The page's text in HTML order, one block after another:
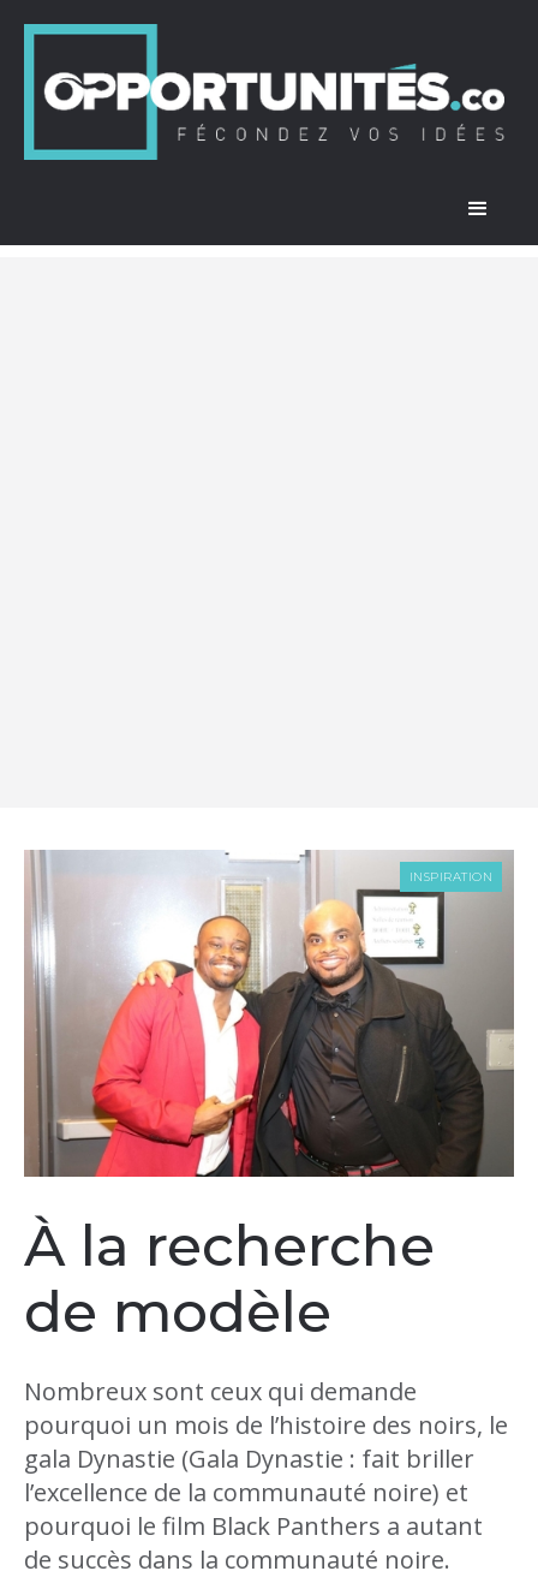
INSPIRATION
À la recherche
de modèle
Nombreux sont ceux qui demande
pourquoi un mois de l’histoire des noirs, le
gala Dynastie (Gala Dynastie : fait briller
l’excellence de la communauté noire) et
pourquoi le film Black Panthers a autant
de succès dans la communauté noire.